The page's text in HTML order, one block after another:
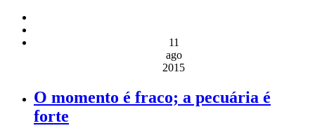
11
ago
2015
O momento é fraco; a pecuária é
forte